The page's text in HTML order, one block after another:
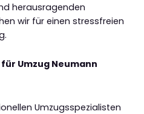
herausragenden
wir für einen stressfreien
Umzug Neumann
Umzugsspezialisten